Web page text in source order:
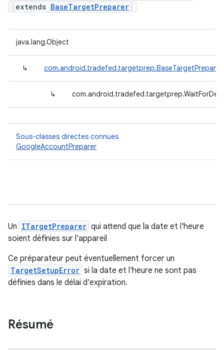
extends BaseTargetPreparer
java.lang.Object
↳ com.android.tradefed.targetprep.BaseTargetPreparer
↳
Sous-classes directes connues
GoogleAccountPreparer
Un ITargetPreparer qui attend que la date et l'heure
soient définies sur l'appareil
Ce préparateur peut éventuellement forcer un
TargetSetupError si la date et l'heure ne sont pas
définies dans le délai d'expiration.
Résumé